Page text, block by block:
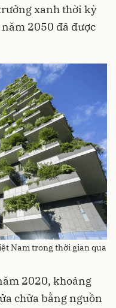
xanh thời kỳ
2050 đã được
Nam trong thời gian qua
2020, khoảng
chữa bằng nguồn